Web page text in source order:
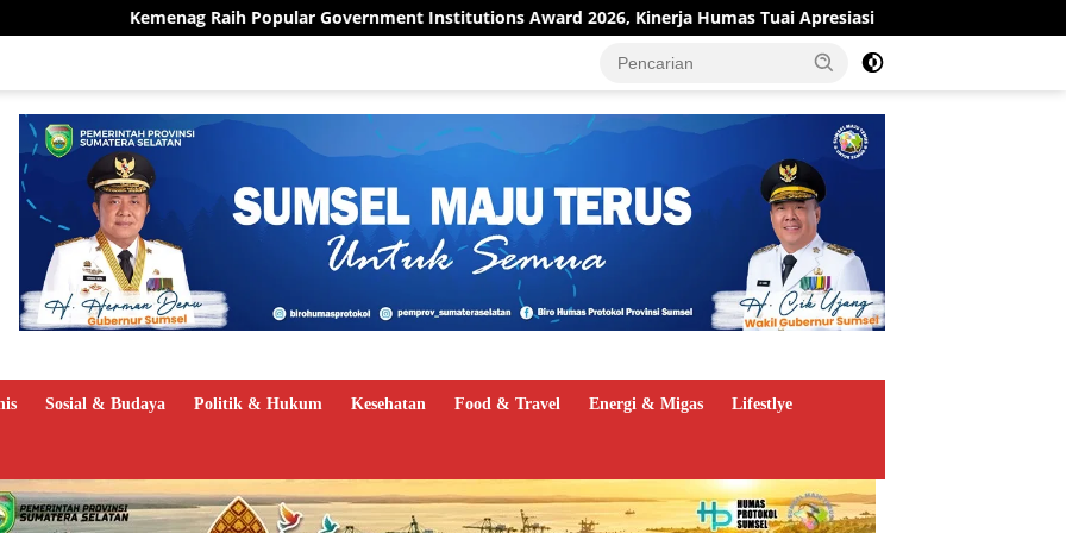
Government Institutions Award 2026, Kinerja Humas Tuai Apresiasi Pit Stop Kilang Plaju Berjalan, Pertamina
Sosial & Budaya Politik & Hukum Kesehatan Food & Travel Energi & Migas Lifestlye